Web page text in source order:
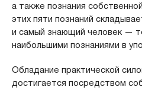
а также познания
этих пяти познаний
и самый знающий человек —
наибольшими познаниями в
Обладание практической
достигается посредством